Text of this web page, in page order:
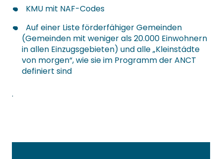
KMU mit NAF-Codes
Auf einer Liste förderfähiger Gemeinden
(Gemeinden mit weniger als 20.000 Einwohnern
in allen Einzugsgebieten) und alle „Kleinstädte
von morgen“, wie sie im Programm der ANCT
definiert sind
.